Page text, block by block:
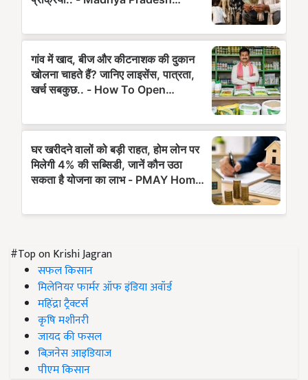
#Top on Krishi Jagran
सफल किसान
मिलेनियर फार्मर ऑफ इंडिया अवॉर्ड
महिंद्रा ट्रैक्टर्स
कृषि मशीनरी
जायद की फसल
बिज़नेस आइडियाज
पीएम किसान